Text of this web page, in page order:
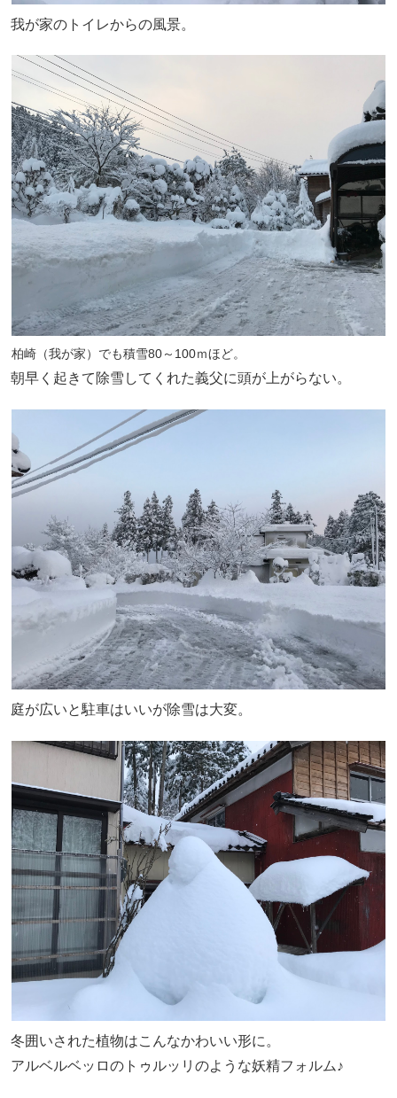
我が家のトイレからの風景。
柏崎（我が家）でも積雪80～100ｍほど。
朝早く起きて除雪してくれた義父に頭が上がらない。
庭が広いと駐車はいいが除雪は大変。
冬囲いされた植物はこんなかわいい形に。
アルベルベッロのトゥルッリのような妖精フォルム♪